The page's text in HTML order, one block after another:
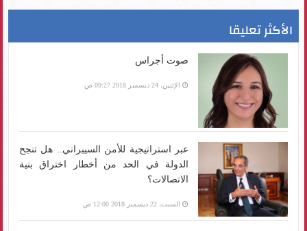
الأكثر تعليقا
صوت أجراس
الإثنين، 24 ديسمبر 2018 09:27 ص
عبر استراتيجية للأمن السيبراني.. هل تنجح
الدولة في الحد من أخطار اختراق بنية
الاتصالات؟
السبت، 22 ديسمبر 2018 12:00 ص